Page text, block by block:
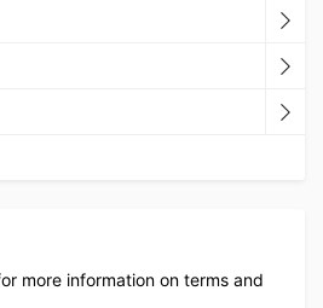
more information on terms and